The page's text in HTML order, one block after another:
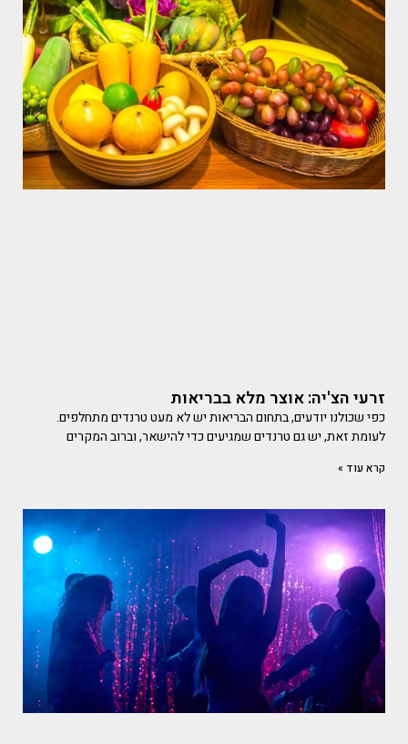
זרעי הצ'יה: אוצר מלא בבריאות
כפי שכולנו יודעים, בתחום הבריאות יש לא מעט טרנדים מתחלפים.
לעומת זאת, יש גם טרנדים שמגיעים כדי להישאר, וברוב המקרים
קרא עוד »